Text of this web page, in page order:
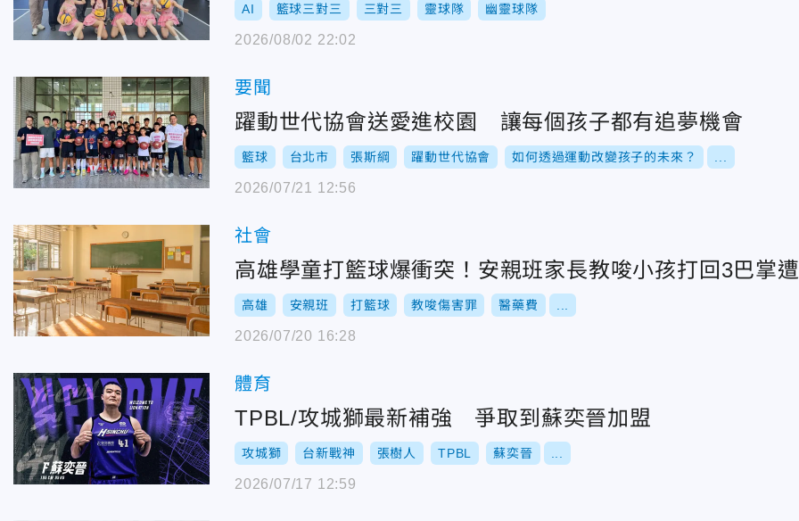
AI 籃球三對三 三對三 靈球隊 幽靈球隊
2026/08/02 22:02
要聞
躍動世代協會送愛進校園 讓每個孩子都有追夢機會
籃球 台北市 張斯綱 躍動世代協會 如何透過運動改變孩子的未來？
2026/07/21 12:56
社會
高雄學童打籃球爆衝突！安親班家長教唆小孩打回3巴掌
高雄 安親班 打籃球 教唆傷害罪 醫藥費
2026/07/20 16:28
體育
TPBL/攻城獅最新補強 爭取到蘇奕晉加盟
攻城獅 台新戰神 張樹人 TPBL 蘇奕晉
2026/07/17 12:59